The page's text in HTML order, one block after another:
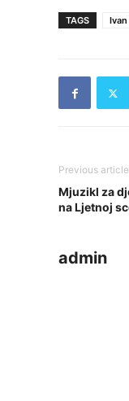
TAGS
Previous article
Mjuzikl za
na Ljetnoj
admin